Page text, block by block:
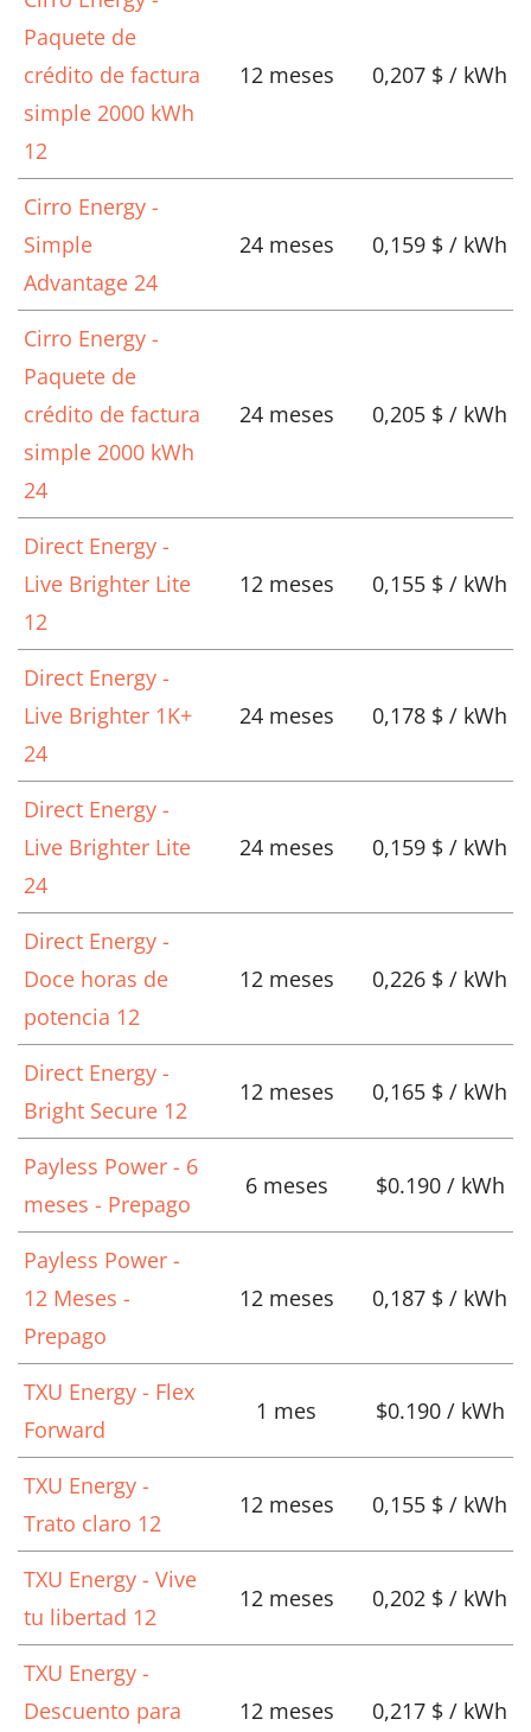
Paquete de
crédito de factura
simple 2000 kWh
12
12 meses 0,207 $ / kWh
Cirro Energy -
Simple
Advantage 24
24 meses 0,159 $ / kWh
Cirro Energy -
Paquete de
crédito de factura
simple 2000 kWh
24
24 meses 0,205 $ / kWh
Direct Energy -
Live Brighter Lite
12
12 meses 0,155 $ / kWh
Direct Energy -
Live Brighter 1K+
24
24 meses 0,178 $ / kWh
Direct Energy -
Live Brighter Lite
24
24 meses 0,159 $ / kWh
Direct Energy -
Doce horas de
potencia 12
12 meses 0,226 $ / kWh
Direct Energy -
Bright Secure 12
12 meses 0,165 $ / kWh
Payless Power - 6
meses - Prepago
6 meses $0.190 / kWh
Payless Power -
12 Meses -
Prepago
12 meses 0,187 $ / kWh
TXU Energy - Flex
Forward
1 mes $0.190 / kWh
TXU Energy -
Trato claro 12
12 meses 0,155 $ / kWh
TXU Energy - Vive
tu libertad 12
12 meses 0,202 $ / kWh
TXU Energy -
Descuento para
12 meses 0,217 $ / kWh